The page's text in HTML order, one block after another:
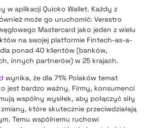
w aplikacji Quicko Wallet. Każdy z
może go uruchomić: Verestro
Mastercard jako jeden z wielu
na swojej platformie Fintech-as-a-
ponad 40 klientów (banków,
innych partnerów) w 25 krajach.
wynika, że dla 71% Polaków temat
jest bardzo ważny. Firmy, konsumenci
wspólny wysiłek, aby połączyć siły
które skutecznie przeciwdziałają
Temu wspólnemu ruchowi